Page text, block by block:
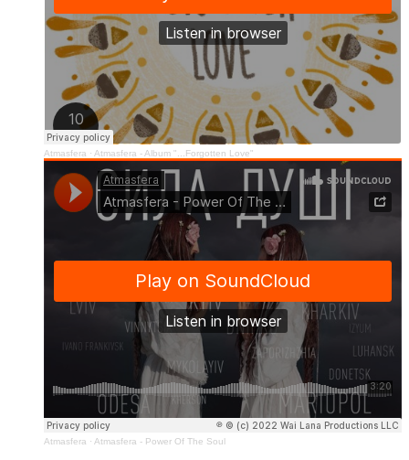
Atmasfera · Atmasfera - Album "...Forgotten Love"
Atmasfera · Atmasfera - Power Of The Soul